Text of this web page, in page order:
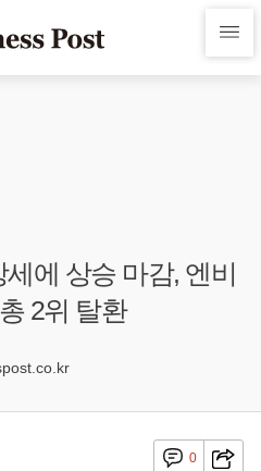
에 상승 마감, 엔비
2위 탈환
0